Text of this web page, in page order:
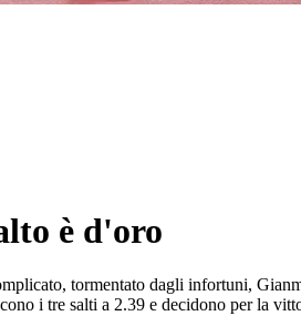
è d'oro
tormentato dagli infortuni,
i tre salti a 2.39 e decidono per la